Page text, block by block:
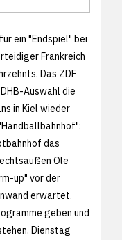
ein "Endspiel" bei
Frankreich
Das ZDF
Auswahl die
in Kiel wieder
das
Ole
up" vor der
erwartet.
geben und
Dienstag